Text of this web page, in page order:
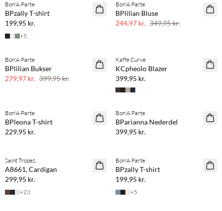
NYHED
Bon'A Parte
BPzally T-shirt
199,95 kr.
+5
SAVE20
Bon'A Parte
BPlilian Bluse
244,97 kr. 349,95 kr.
SAVE20
Bon'A Parte
BPlilian Bukser
279,97 kr. 399,95 kr.
NYHED
Kaffe Curve
KCpheolo Blazer
399,95 kr.
NYHED
Bon'A Parte
BPleona T-shirt
229,95 kr.
NYHED
Køb min. 2 & spar 20%
Bon'A Parte
BParianna Nederdel
399,95 kr.
NYHED
2 stk. 500,-
Saint Tropez
A8661, Cardigan
299,95 kr.
+23
NYHED
Bon'A Parte
BPzally T-shirt
199,95 kr.
+5